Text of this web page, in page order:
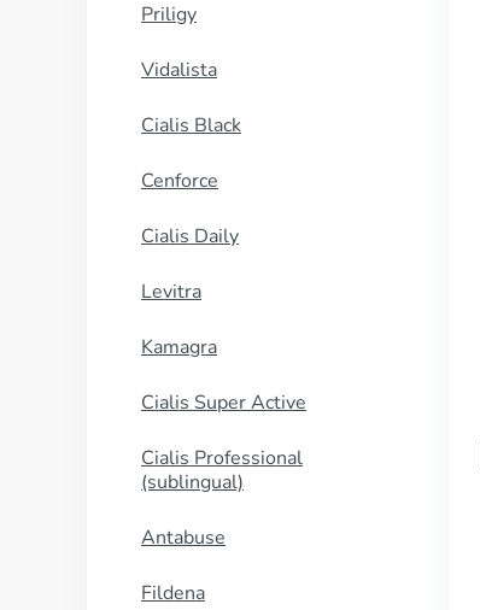
Priligy
Vidalista
Cialis Black
Cenforce
Cialis Daily
Levitra
Kamagra
Cialis Super Active
Cialis Professional
(sublingual)
Antabuse
Fildena